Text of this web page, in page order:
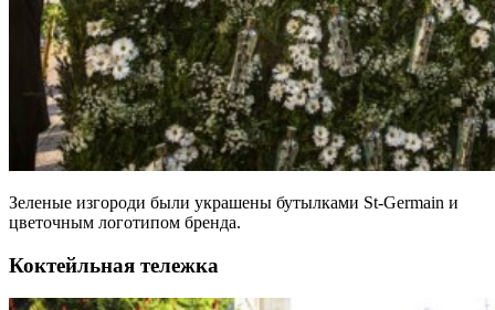
Зеленые изгороди были украшены бутылками St-Germain и
цветочным логотипом бренда.
Коктейльная тележка